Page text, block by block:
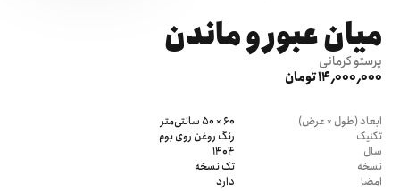
میان عبور و ماندن
پرستو کرمانی
14٬000٬000 تومان
ابعاد (طول × عرض)
60 × 50 سانتی‌متر
تکنیک
رنگ روغن روی بوم
سال
1404
نسخه
تک نسخه
امضا
دارد